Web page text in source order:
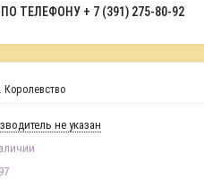
ТЕЛЕФОНУ + 7 (391) 275-80-92
Королевство
не указан